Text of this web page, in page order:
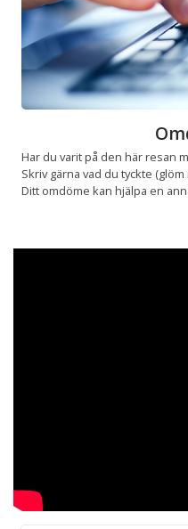
Har du varit på den här resan
Skriv gärna vad du tyckte
Ditt omdöme kan hjälpa en